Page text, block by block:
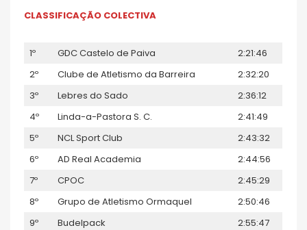
CLASSIFICAÇÃO COLECTIVA
1º GDC Castelo de Paiva
2:21:46
2º
Clube de Atletismo da Barreira
2:32:20
3º
Lebres do Sado
2:36:12
4º
Linda-a-Pastora S. C.
2:41:49
5º
NCL Sport Club
2:43:32
6º
AD Real Academia
2:44:56
7º
CPOC
2:45:29
8º
Grupo de Atletismo Ormaquel
2:50:46
9º
Budelpack
2:55:47